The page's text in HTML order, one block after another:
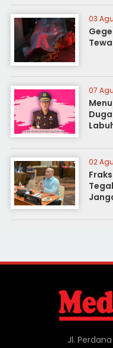
03
07
02
Jl.